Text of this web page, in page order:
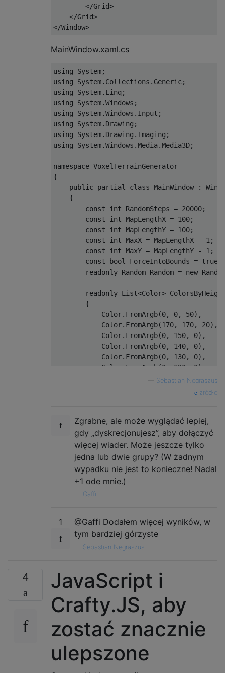
</Grid>
</Grid>
</Window>
MainWindow.xaml.cs
using System;
using System. Collections .Generic ;
using System. Linq ;
using System.Windows ;
using System.Windows . Input ;
using System. Drawing ;
using System. Drawing . Imaging ;
using System.Windows .Media.Media3D;
namespace VoxelTerrainGenerator
{
public
partial class MainWindow :
{
const
int RandomSteps = 20000;
const
int MapLengthX = 100;
const
int MapLengthY = 100;
const
int MaxX = MapLengthX - 1 ;
const
int MaxY = MapLengthY - 1 ;
const
bool ForceIntoBounds = true
readonly Random Random = new
readonly List<Color>
{
Color. FromArgb(0, 0, 50),
Color. FromArgb(170, 170, 20),
Color. FromArgb(0, 150, 0),
Color. FromArgb(0, 140, 0),
Color. FromArgb(0, 130, 0),
Color
FromArgb (0 120 0),
FromArgb(0, 110 , 0),
100
public MainWindow()
{
InitializeComponent
();
Width
TopViewImage. Height =
}
public
int x = MapLengthX
int y = MapLengthY
{
                x
+= Random
                y
+= Random .Next (-
ForceIntoBounds
if (
if (
Sebastian Negraszus
źródło
Zgrabne, ale może wyglądać lepiej,
gdy „dyskrecjonujesz”, aby dołączyć
więcej wiader. Może jeszcze tylko
jedna lub dwie grupy? (W żadnym
wypadku nie jest to konieczne! Nadal
+1 ode mnie.)
Gaffi
1
@Gaffi Dodałem więcej wyników, w
tym bardziej górzyste
Sebastian Negraszus
4
JavaScript i
Crafty.JS, aby
zostać znacznie
ulepszone